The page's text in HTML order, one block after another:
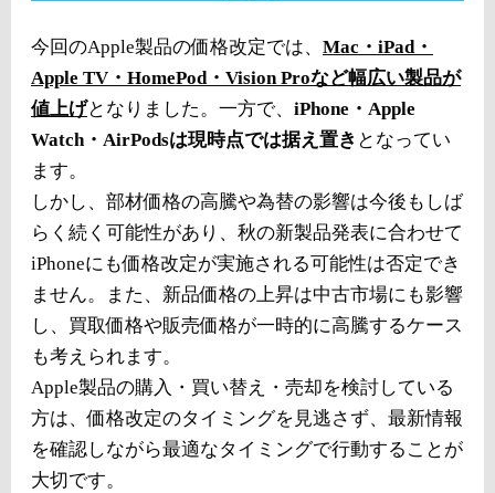
今回のApple製品の価格改定では、 Mac・iPad・
Apple TV・HomePod・Vision Proなど幅広い製品が
値上げとなりました。一方で、 iPhone・Apple
Watch・AirPodsは現時点では据え置き となってい
ます。
しかし、部材価格の高騰や為替の影響は今後もしば
らく続く可能性があり、秋の新製品発表に合わせて
iPhoneにも価格改定が実施される可能性は否定でき
ません。また、新品価格の上昇は中古市場にも影響
し、買取価格や販売価格が一時的に高騰するケース
も考えられます。
Apple製品の購入・買い替え・売却を検討している
方は、価格改定のタイミングを見逃さず、最新情報
を確認しながら最適なタイミングで行動することが
大切です。